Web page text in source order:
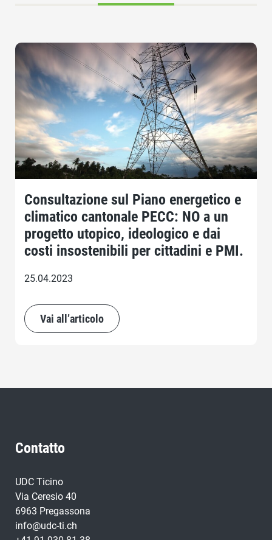
Consultazione sul Piano energetico e
climatico cantonale PECC: NO a un
progetto utopico, ideologico e dai
costi insostenibili per cittadini e PMI.
25.04.2023
Vai all’articolo
Contatto
UDC Ticino
Via Ceresio 40
6963 Pregassona
info@udc-ti.ch